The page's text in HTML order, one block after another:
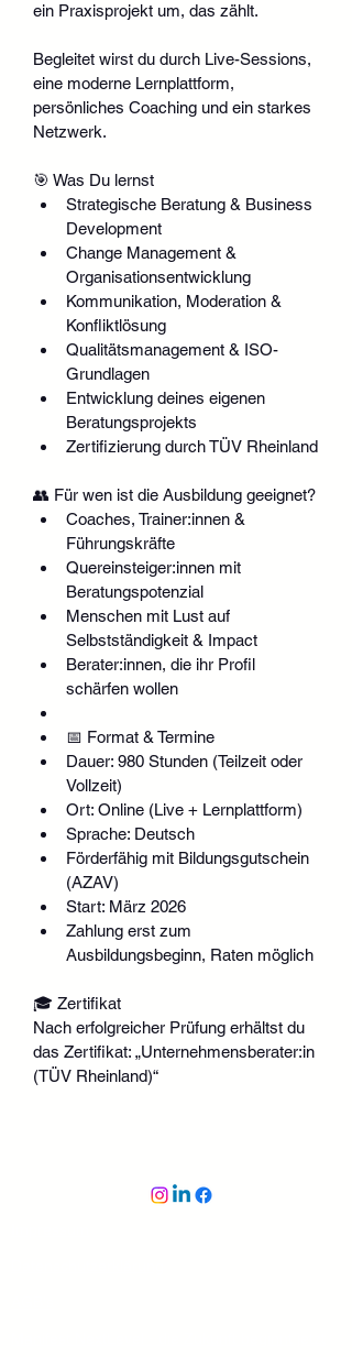
ein Praxisprojekt um, das zählt.
Begleitet wirst du durch Live-Sessions,
eine moderne Lernplattform,
persönliches Coaching und ein starkes
Netzwerk.
🎯 Was Du lernst
Strategische Beratung & Business
Development
Change Management &
Organisationsentwicklung
Kommunikation, Moderation &
Konfliktlösung
Qualitätsmanagement & ISO-
Grundlagen
Entwicklung deines eigenen
Beratungsprojekts
Zertifizierung durch TÜV Rheinland
👥 Für wen ist die Ausbildung geeignet?
Coaches, Trainer:innen &
Führungskräfte
Quereinsteiger:innen mit
Beratungspotenzial
Menschen mit Lust auf
Selbstständigkeit & Impact
Berater:innen, die ihr Profil
schärfen wollen
📅 Format & Termine
Dauer: 980 Stunden (Teilzeit oder
Vollzeit)
Ort: Online (Live + Lernplattform)
Sprache: Deutsch
Förderfähig mit Bildungsgutschein
(AZAV)
Start: März 2026
Zahlung erst zum
Ausbildungsbeginn, Raten möglich
🎓 Zertifikat
Nach erfolgreicher Prüfung erhältst du
das Zertifikat: „Unternehmensberater:in
(TÜV Rheinland)“